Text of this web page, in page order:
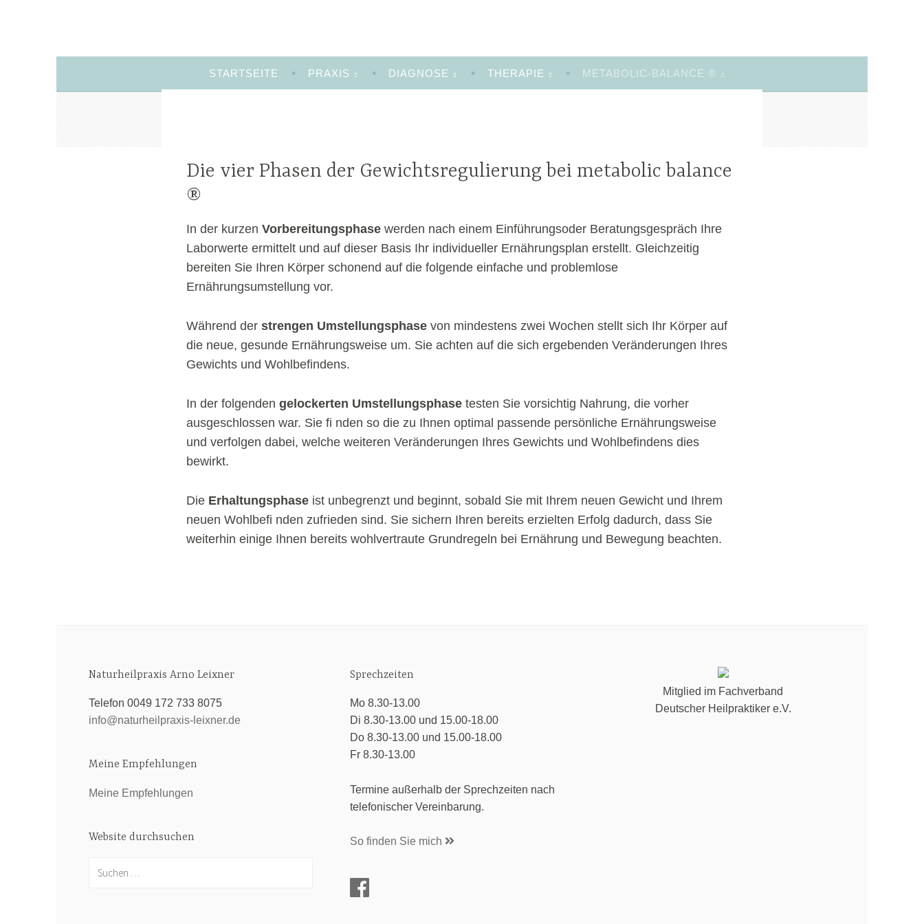
STARTSEITE PRAXIS DIAGNOSE THERAPIE METABOLIC-BALANCE ®
Die vier Phasen der Gewichtsregulierung bei metabolic balance
®
In der kurzen Vorbereitungsphasewerden nach einem Einführungsoder Beratungsgespräch Ihre
Laborwerte ermittelt und auf dieser Basis Ihr individueller Ernährungsplan erstellt. Gleichzeitig
bereiten Sie Ihren Körper schonend auf die folgende einfache und problemlose
Ernährungsumstellung vor.
Während der strengen Umstellungsphasevon mindestens zwei Wochen stellt sich Ihr Körper auf
die neue, gesunde Ernährungsweise um. Sie achten auf die sich ergebenden Veränderungen Ihres
Gewichts und Wohlbefindens.
In der folgenden gelockerten Umstellungsphasetesten Sie vorsichtig Nahrung, die vorher
ausgeschlossen war. Sie fi nden so die zu Ihnen optimal passende persönliche Ernährungsweise
und verfolgen dabei, welche weiteren Veränderungen Ihres Gewichts und Wohlbefindens dies
bewirkt.
Die Erhaltungsphaseist unbegrenzt und beginnt, sobald Sie mit Ihrem neuen Gewicht und Ihrem
neuen Wohlbefi nden zufrieden sind. Sie sichern Ihren bereits erzielten Erfolg dadurch, dass Sie
weiterhin einige Ihnen bereits wohlvertraute Grundregeln bei Ernährung und Bewegung beachten.
Naturheilpraxis Arno Leixner
Telefon 0049 172 733 8075
info@naturheilpraxis-leixner.de
Meine Empfehlungen
Meine Empfehlungen
Website durchsuchen
Sprechzeiten
Mo 8.30-13.00
Di 8.30-13.00 und 15.00-18.00
Do 8.30-13.00 und 15.00-18.00
Fr 8.30-13.00
Termine außerhalb der Sprechzeiten nach
telefonischer Vereinbarung.
So finden Sie mich
Mitglied im Fachverband
Deutscher Heilpraktiker e.V.